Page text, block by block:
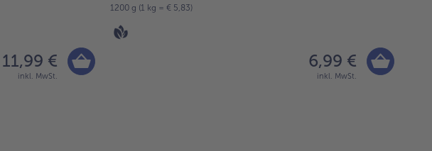
11,99 €
inkl. MwSt.
1200 g (1 kg = € 5,83)
6,99 €
inkl. MwSt.